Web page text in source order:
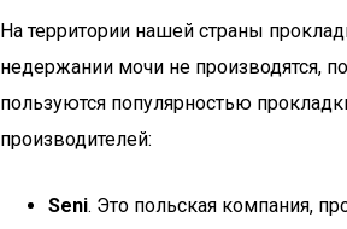
На территории нашей страны
недержании мочи не производятся,
пользуются популярностью
производителей:
Seni. Это польская компания,